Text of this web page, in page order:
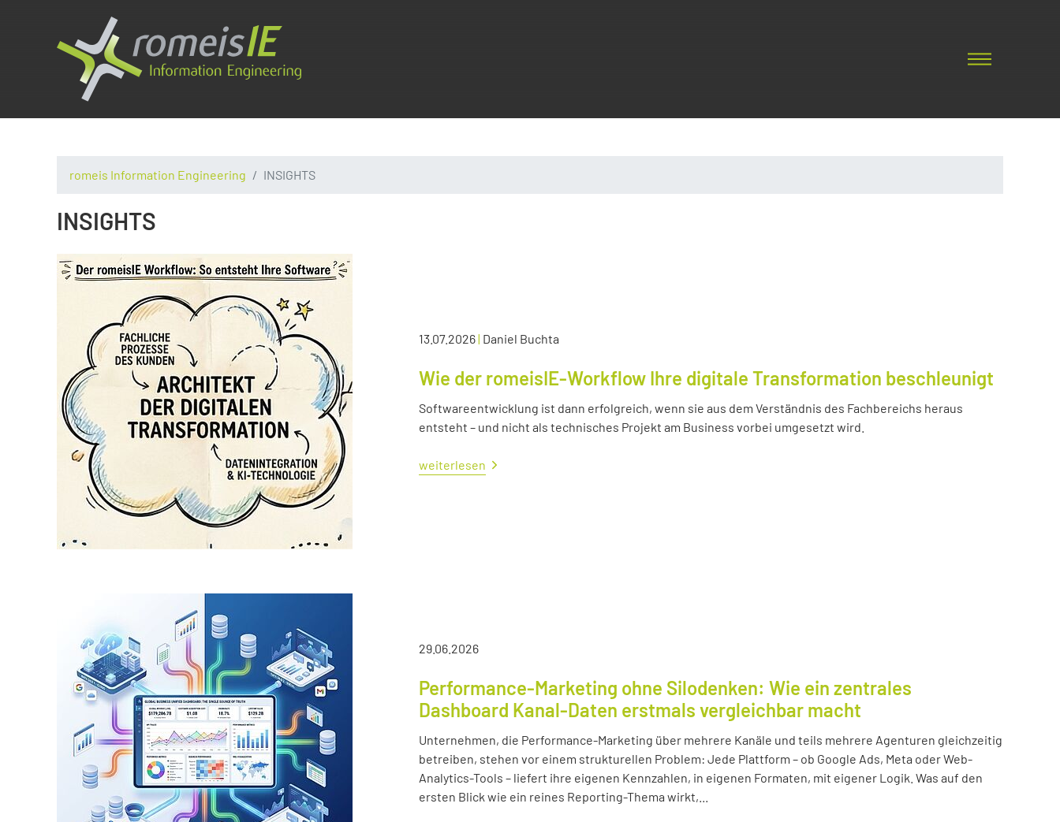
romeis Information Engineering INSIGHTS
INSIGHTS
13.07.2026| Daniel Buchta
Wie der romeisIE-Workflow Ihre digitale Transformation beschleunigt
Softwareentwicklung ist dann erfolgreich, wenn sie aus dem Verständnis des Fachbereichs heraus
entsteht – und nicht als technisches Projekt am Business vorbei umgesetzt wird.
weiterlesen
29.06.2026
Performance-Marketing ohne Silodenken: Wie ein zentrales
Dashboard Kanal-Daten erstmals vergleichbar macht
Unternehmen, die Performance-Marketing über mehrere Kanäle und teils mehrere Agenturen gleichzeitig
betreiben, stehen vor einem strukturellen Problem: Jede Plattform – ob Google Ads, Meta oder Web-
Analytics-Tools – liefert ihre eigenen Kennzahlen, in eigenen Formaten, mit eigener Logik. Was auf den
ersten Blick wie ein reines Reporting-Thema wirkt,...